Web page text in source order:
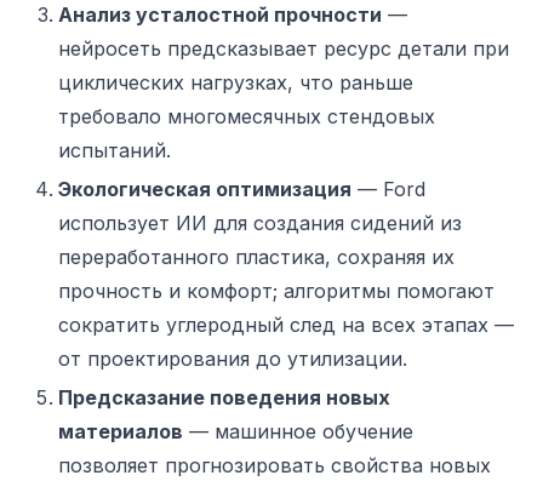
Анализ усталостной прочности —
нейросеть предсказывает ресурс детали при
циклических нагрузках, что раньше
требовало многомесячных стендовых
испытаний.
Экологическая оптимизация — Ford
использует ИИ для создания сидений из
переработанного пластика, сохраняя их
прочность и комфорт; алгоритмы помогают
сократить углеродный след на всех этапах —
от проектирования до утилизации.
Предсказание поведения новых
материалов — машинное обучение
позволяет прогнозировать свойства новых